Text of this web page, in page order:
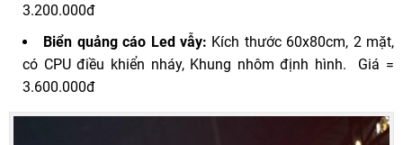
3.200.000đ
Biển quảng cáo Led vẫy: Kích thước 60x80cm, 2 mặt,
có CPU điều khiển nháy, Khung nhôm định hình. Giá =
3.600.000đ